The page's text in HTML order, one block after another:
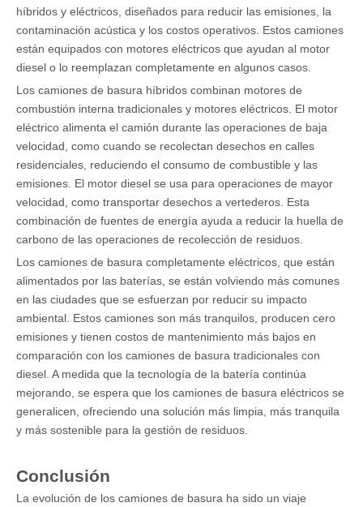
híbridos y eléctricos, diseñados para reducir las emisiones, la
contaminación acústica y los costos operativos. Estos camiones
están equipados con motores eléctricos que ayudan al motor
diesel o lo reemplazan completamente en algunos casos.
Los camiones de basura híbridos combinan motores de
combustión interna tradicionales y motores eléctricos. El motor
eléctrico alimenta el camión durante las operaciones de baja
velocidad, como cuando se recolectan desechos en calles
residenciales, reduciendo el consumo de combustible y las
emisiones. El motor diesel se usa para operaciones de mayor
velocidad, como transportar desechos a vertederos. Esta
combinación de fuentes de energía ayuda a reducir la huella de
carbono de las operaciones de recolección de residuos.
Los camiones de basura completamente eléctricos, que están
alimentados por las baterías, se están volviendo más comunes
en las ciudades que se esfuerzan por reducir su impacto
ambiental. Estos camiones son más tranquilos, producen cero
emisiones y tienen costos de mantenimiento más bajos en
comparación con los camiones de basura tradicionales con
diesel. A medida que la tecnología de la batería continúa
mejorando, se espera que los camiones de basura eléctricos se
generalicen, ofreciendo una solución más limpia, más tranquila
y más sostenible para la gestión de residuos.
Conclusión
La evolución de los camiones de basura ha sido un viaje